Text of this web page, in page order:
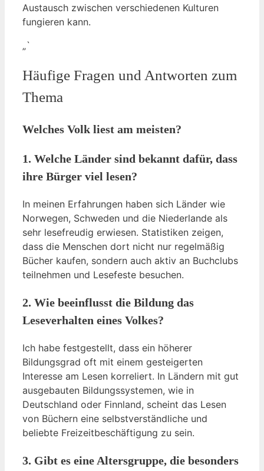
Austausch zwischen verschiedenen Kulturen
fungieren kann.
„`
Häufige Fragen und Antworten zum
Thema
Welches Volk liest am meisten?
1. Welche Länder sind bekannt dafür, dass
ihre Bürger viel lesen?
In meinen Erfahrungen haben sich Länder wie
Norwegen, Schweden und die Niederlande als
sehr lesefreudig erwiesen. Statistiken zeigen,
dass die Menschen dort nicht nur regelmäßig
Bücher kaufen, sondern auch aktiv an Buchclubs
teilnehmen und Lesefeste besuchen.
2. Wie beeinflusst die Bildung das
Leseverhalten eines Volkes?
Ich habe festgestellt, dass ein höherer
Bildungsgrad oft mit einem gesteigerten
Interesse am Lesen korreliert. In Ländern mit gut
ausgebauten Bildungssystemen, wie in
Deutschland oder Finnland, scheint das Lesen
von Büchern eine selbstverständliche und
beliebte Freizeitbeschäftigung zu sein.
3. Gibt es eine Altersgruppe, die besonders